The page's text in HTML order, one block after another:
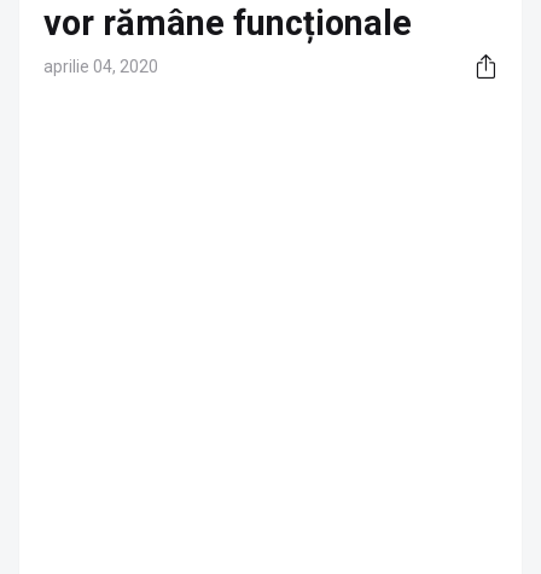
vor rămâne funcționale
aprilie 04, 2020